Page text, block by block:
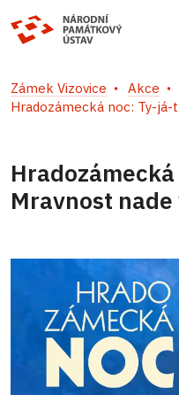
Zámek Vizovice
Akce
Hradozámecká noc: Ty-já-
Mravnost nade